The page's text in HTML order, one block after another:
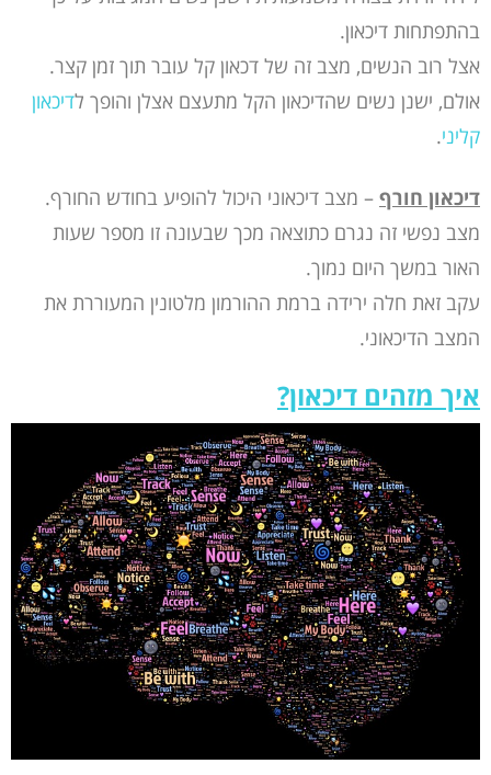
בהתפתחות דיכאון.
אצל רוב הנשים, מצב זה של דכאון קל עובר תוך זמן קצר.
אולם, ישנן נשים שהדיכאון הקל מתעצם אצלן והופך לדיכאון
קליני.
דיכאון חורף – מצב דיכאוני היכול להופיע בחודש החורף.
מצב נפשי זה נגרם כתוצאה מכך שבעונה זו מספר שעות
האור במשך היום נמוך.
עקב זאת חלה ירידה ברמת ההורמון מלטונין המעוררת את
המצב הדיכאוני.
איך מזהים דיכאון?